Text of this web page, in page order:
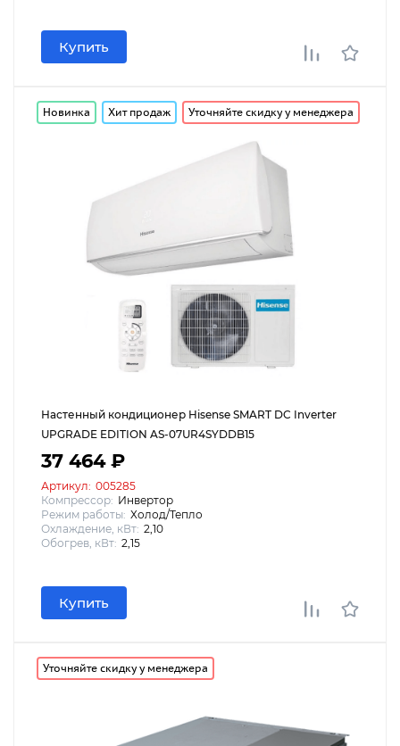
Купить
Новинка Хит продаж Уточняйте скидку у менеджера
Настенный кондиционер Hisense SMART DC Inverter
UPGRADE EDITION AS-07UR4SYDDB15
37 464 ₽
Артикул: 005285
Компрессор: Инвертор
Режим работы: Холод/Тепло
Охлаждение, кВт: 2,10
Обогрев, кВт: 2,15
Купить
Уточняйте скидку у менеджера